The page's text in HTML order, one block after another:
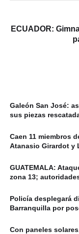
ECUADOR:
Galeón San José:
sus piezas
Caen 11 miembros
Atanasio Girardot y
GUATEMALA:
zona 13;
Policía desplegará
Barranquilla por
Con paneles